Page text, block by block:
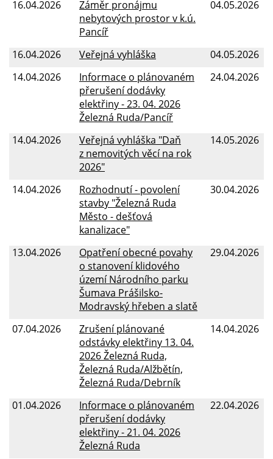
16.04.2026 04.05.2026
Záměr pronájmu
nebytových prostor v k.ú.
Pancíř
16.04.2026
04.05.2026
Veřejná vyhláška
14.04.2026
24.04.2026
Informace o plánovaném
přerušení dodávky
elektřiny - 23. 04. 2026
Železná Ruda/Pancíř
14.04.2026
14.05.2026
Veřejná vyhláška "Daň
z nemovitých věcí na rok
2026"
14.04.2026
30.04.2026
Rozhodnutí - povolení
stavby "Železná Ruda
Město - dešťová
kanalizace"
13.04.2026
29.04.2026
Opatření obecné povahy
o stanovení klidového
území Národního parku
Šumava Prášilsko-
Modravský hřeben a slatě
07.04.2026
14.04.2026
Zrušení plánované
odstávky elektřiny 13. 04.
2026 Železná Ruda,
Železná Ruda/Alžbětín,
Železná Ruda/Debrník
01.04.2026
22.04.2026
Informace o plánovaném
přerušení dodávky
elektřiny - 21. 04. 2026
Železná Ruda